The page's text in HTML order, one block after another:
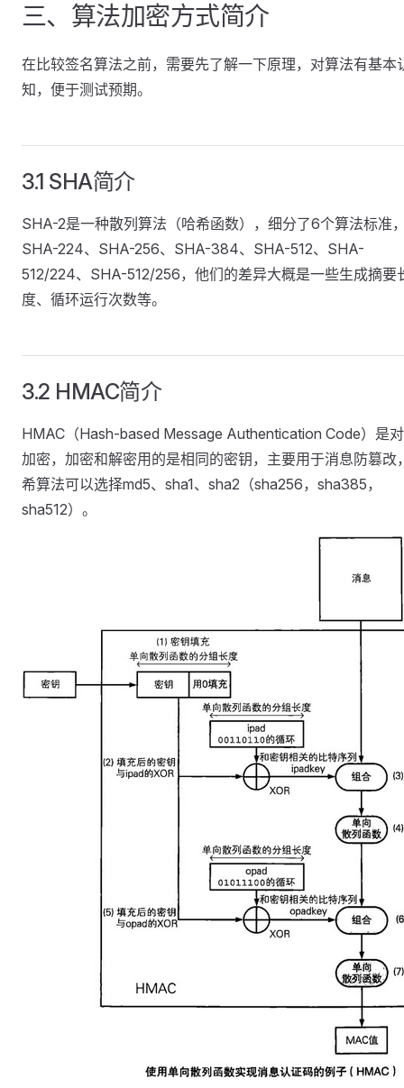
三、算法加密方式简介
在比较签名算法之前，需要先了解一下原理，对算法有基本
知，便于测试预期。
3.1 SHA简介
SHA-2是一种散列算法（哈希函数），细分了6个算法标准
SHA-224、SHA-256、SHA-384、SHA-512、SHA-
512/224、SHA-512/256，他们的差异大概是一些生成摘要
度、循环运行次数等。
3.2 HMAC简介
HMAC（Hash-based Message Authentication Code）是
加密，加密和解密用的是相同的密钥，主要用于消息防篡改
希算法可以选择md5、sha1、sha2（sha256，sha385，
sha512）。